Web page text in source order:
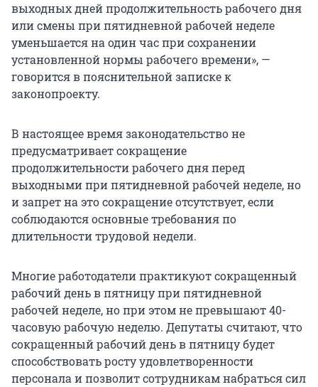
выходных дней продолжительность рабочего дня
или смены при пятидневной рабочей неделе
уменьшается на один час при сохранении
установленной нормы рабочего времени», —
говорится в пояснительной записке к
законопроекту.
В настоящее время законодательство не
предусматривает сокращение
продолжительности рабочего дня перед
выходными при пятидневной рабочей неделе, но
и запрет на это сокращение отсутствует, если
соблюдаются основные требования по
длительности трудовой недели.
Многие работодатели практикуют сокращенный
рабочий день в пятницу при пятидневной
рабочей неделе, но при этом не превышают 40-
часовую рабочую неделю. Депутаты считают, что
сокращенный рабочий день в пятницу будет
способствовать росту удовлетворенности
персонала и позволит сотрудникам набраться сил